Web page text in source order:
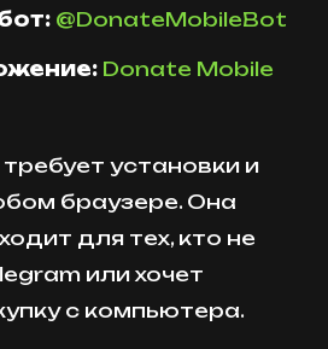
@DonateMobileBot
Donate Mobile
установки и
браузере. Она
для тех, кто не
или хочет
с компьютера.